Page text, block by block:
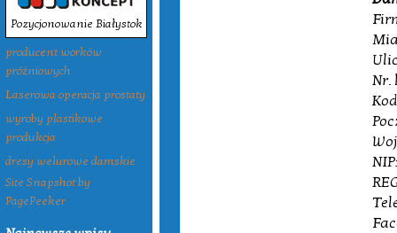
Pozycjonowanie Białystok
producent worków
próżniowych
Laserowa operacja prostaty
wyroby plastikowe
produkcja
dresy welurowe damskie
Site Snapshot by
PagePeeker
Nr.